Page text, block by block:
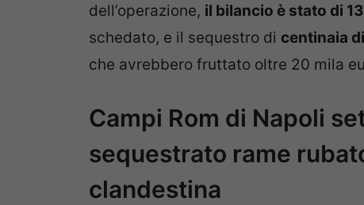
dell’operazione, il bilancio è stato di
schedato, e il sequestro di centinaia
che avrebbero fruttato oltre 20 mila
Campi Rom di Napoli
sequestrato rame
clandestina